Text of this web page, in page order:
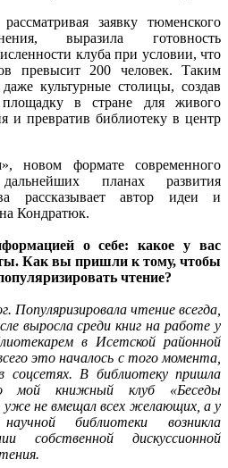
заявку тюменского
выразила готовность
клуба при условии, что
превысит 200 человек. Таким
культурные столицы, создав
в стране для живого
и превратив библиотеку в центр
новом формате современного
планах развития
рассказывает автор идеи и
Кондратюк.
о себе: какое у вас
Как вы пришли к тому, чтобы
чтение?
Популяризировала чтение всегда,
выросла среди книг на работе у
в Исетской районной
это началось с того момента,
соцсетях. В библиотеку пришла
мой книжный клуб «Беседы
уже не вмещал всех желающих, а у
библиотеки возникла
собственной дискуссионной